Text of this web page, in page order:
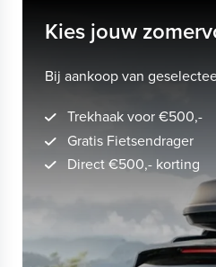
Kies jouw
Bij aankoop van
Trekhaak voor €500,-
Gratis Fietsendrager
Direct €500,- korting